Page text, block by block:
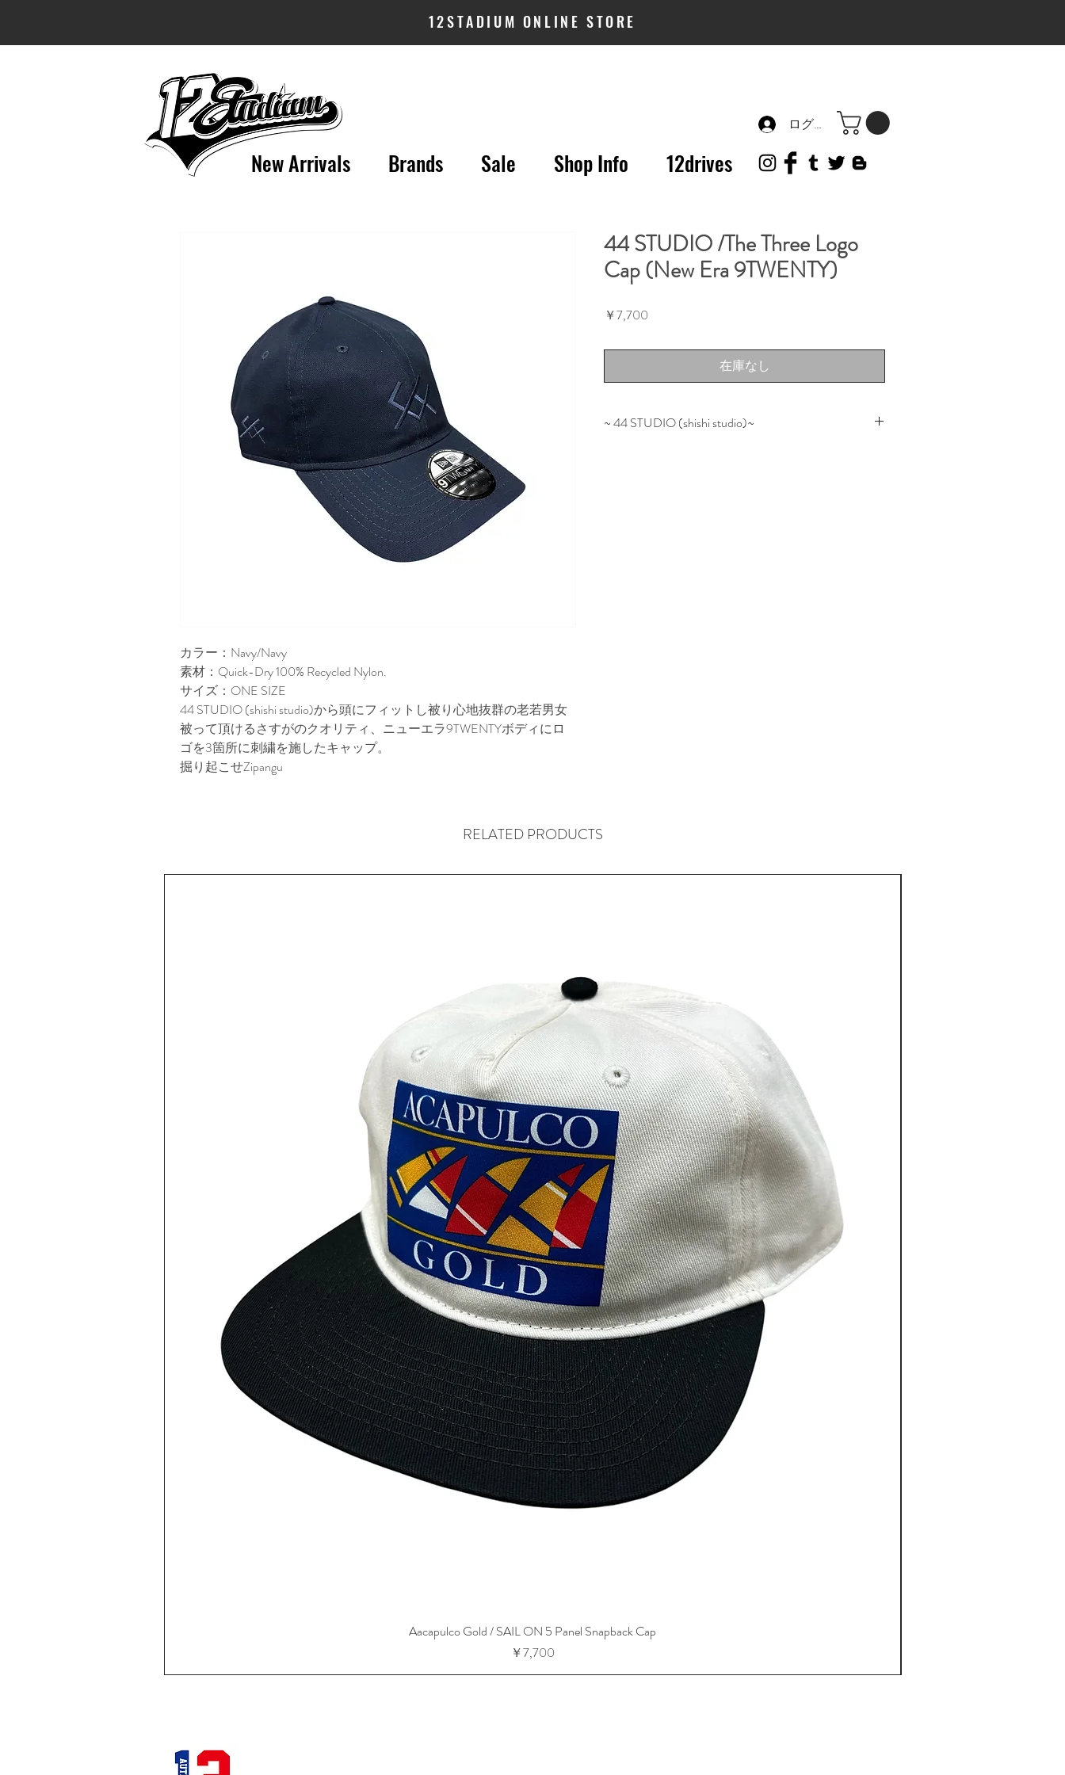
12STADIUM ONLINE STORE
ログイン
New Arrivals Brands Sale Shop Info 12drives
カラー：Navy/Navy
素材：Quick-Dry 100% Recycled Nylon.
サイズ：ONE SIZE
44 STUDIO (shishi studio)から頭にフィットし被り心地抜群の老若男女
被って頂けるさすがのクオリティ、ニューエラ9TWENTYボディにロ
ゴを3箇所に刺繍を施したキャップ。
掘り起こせZipangu
44 STUDIO /The Three Logo
Cap (New Era 9TWENTY)
￥7,700
在庫なし
~ 44 STUDIO (shishi studio)~
RELATED PRODUCTS
Aacapulco Gold / SAIL ON 5 Panel Snapback Cap
価格
￥7,700